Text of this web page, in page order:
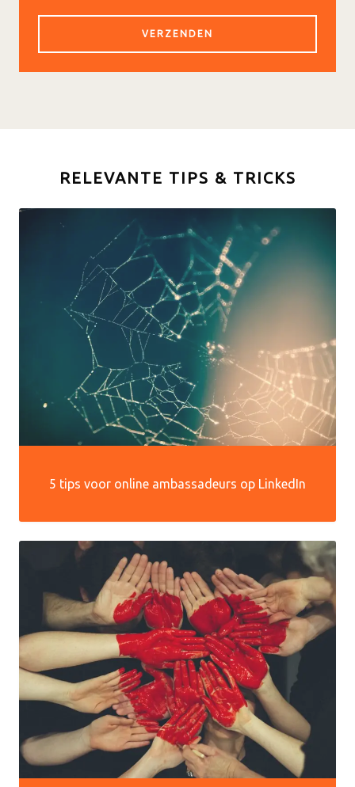
RELEVANTE TIPS & TRICKS
5 tips voor online ambassadeurs op LinkedIn